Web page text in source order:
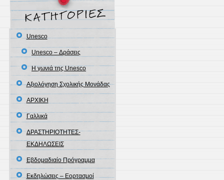
Unesco
Unesco – Δράσεις
Η γωνιά της Unesco
Αξιολόγηση Σχολικής Μονάδας
ΑΡΧΙΚΗ
Γαλλικά
ΔΡΑΣΤΗΡΙΟΤΗΤΕΣ-
ΕΚΔΗΛΩΣΕΙΣ
Εβδομαδιαίο Πρόγραμμα
Εκδηλώσεις – Εορτασμοί